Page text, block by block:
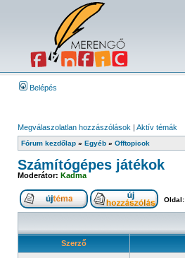
Belépés
Megválaszolatlan hozzászólások | Aktív témák
Fórum kezdőlap » Egyéb » Offtopicok
Számítógépes játékok
Moderátor: Kadma
Oldal:
Szerző